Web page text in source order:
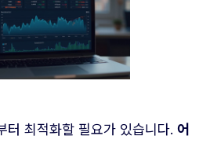
터 최적화할 필요가 있습니다. 어